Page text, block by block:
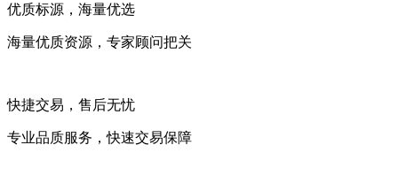
优质标源，海量优选
海量优质资源，专家顾问把关
快捷交易，售后无忧
专业品质服务，快速交易保障